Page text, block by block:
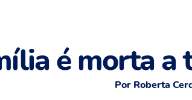
é morta a
Por Roberta